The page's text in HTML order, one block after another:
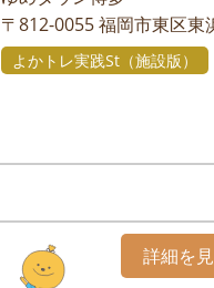
〒812-0055福岡市東区東
よかトレ実践St（施設版）
詳細を